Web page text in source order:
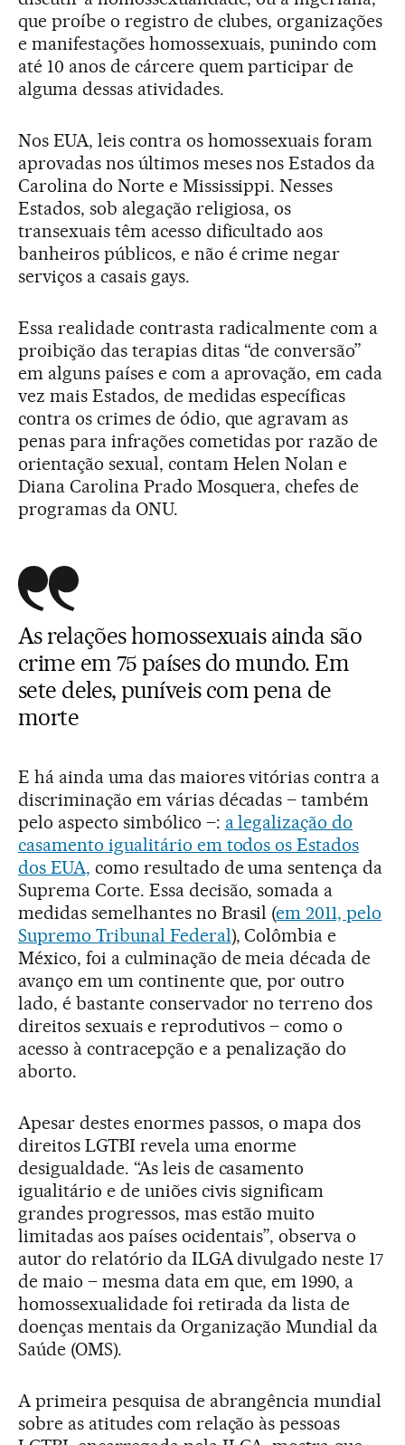
que proíbe o registro de clubes, organizações
e manifestações homossexuais, punindo com
até 10 anos de cárcere quem participar de
alguma dessas atividades.
Nos EUA, leis contra os homossexuais foram
aprovadas nos últimos meses nos Estados da
Carolina do Norte e Mississippi. Nesses
Estados, sob alegação religiosa, os
transexuais têm acesso dificultado aos
banheiros públicos, e não é crime negar
serviços a casais gays.
Essa realidade contrasta radicalmente com a
proibição das terapias ditas “de conversão”
em alguns países e com a aprovação, em cada
vez mais Estados, de medidas específicas
contra os crimes de ódio, que agravam as
penas para infrações cometidas por razão de
orientação sexual, contam Helen Nolan e
Diana Carolina Prado Mosquera, chefes de
programas da ONU.
As relações homossexuais ainda são
crime em 75 países do mundo. Em
sete deles, puníveis com pena de
morte
E há ainda uma das maiores vitórias contra a
discriminação em várias décadas – também
pelo aspecto simbólico –: a legalização do
casamento igualitário em todos os Estados
dos EUA, como resultado de uma sentença da
Suprema Corte. Essa decisão, somada a
medidas semelhantes no Brasil (em 2011, pelo
Supremo Tribunal Federal), Colômbia e
México, foi a culminação de meia década de
avanço em um continente que, por outro
lado, é bastante conservador no terreno dos
direitos sexuais e reprodutivos – como o
acesso à contracepção e a penalização do
aborto.
Apesar destes enormes passos, o mapa dos
direitos LGTBI revela uma enorme
desigualdade. “As leis de casamento
igualitário e de uniões civis significam
grandes progressos, mas estão muito
limitadas aos países ocidentais”, observa o
autor do relatório da ILGA divulgado neste 17
de maio – mesma data em que, em 1990, a
homossexualidade foi retirada da lista de
doenças mentais da Organização Mundial da
Saúde (OMS).
A primeira pesquisa de abrangência mundial
sobre as atitudes com relação às pessoas